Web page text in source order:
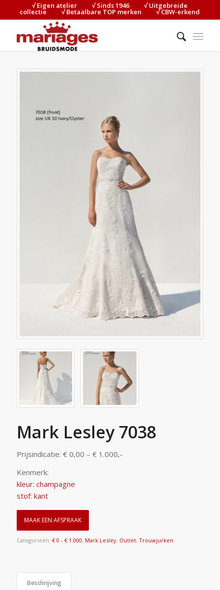
√ Eigen atelier⠀⠀⠀√ Sinds 1946⠀⠀⠀√ Uitgebreide
collectie⠀⠀⠀√ Betaalbare TOP merken⠀⠀⠀√ CBW-erkend
Mark Lesley 7038
Prijsindicatie: € 0,00 – € 1.000,-
Kenmerk:
kleur: champagne
stof: kant
MAAK EEN AFSPRAAK
Categorieën: € 0 - € 1.000, Mark Lesley, Outlet, Trouwjurken
Beschrijving